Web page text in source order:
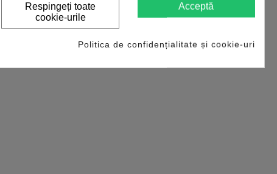
Acceptă
Respingeți toate
cookie-urile
Politica de confidențialitate și cookie-uri